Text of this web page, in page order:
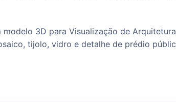
3D para Visualização de
tijolo, vidro e detalhe de prédio